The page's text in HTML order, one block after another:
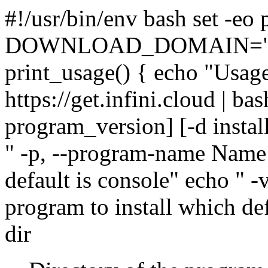
#!/usr/bin/env bash set -eo
print_usage() { echo
https://get.infini.cloud |
program_version] [-d
" -p, --program-name
default is console" echo "
program to install which
dir